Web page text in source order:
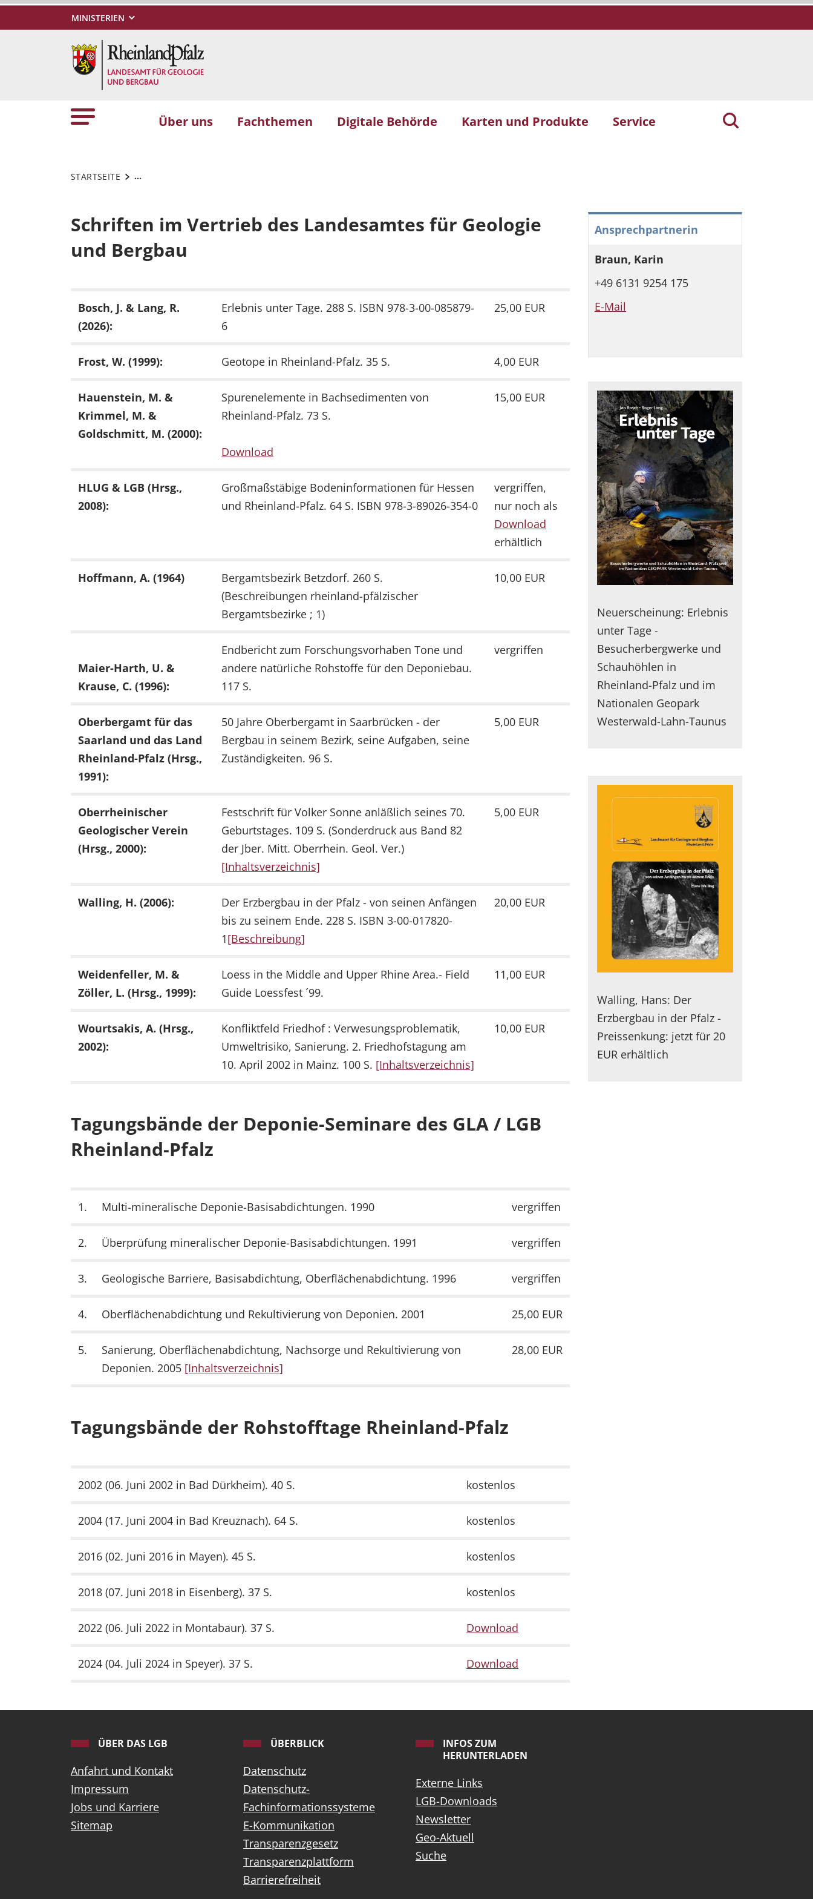
MINISTERIEN
Über uns Fachthemen Digitale Behörde Karten und Produkte Service
STARTSEITE ...
Schriften im Vertrieb des Landesamtes für Geologie
und Bergbau
Bosch, J. & Lang, R.
(2026):
Erlebnis unter Tage. 288 S. ISBN 978-3-00-085879-
6
25,00 EUR
Frost, W. (1999): Geotope in Rheinland-Pfalz. 35 S. 4,00 EUR
Hauenstein, M. &
Krimmel, M. &
Goldschmitt, M. (2000):
Spurenelemente in Bachsedimenten von
Rheinland-Pfalz. 73 S.
Download
15,00 EUR
HLUG & LGB (Hrsg.,
2008):
Großmaßstäbige Bodeninformationen für Hessen
und Rheinland-Pfalz. 64 S. ISBN 978-3-89026-354-0
vergriffen,
nur noch als
Download
erhältlich
Hoffmann, A. (1964)
Bergamtsbezirk Betzdorf. 260 S.
(Beschreibungen rheinland-pfälzischer
Bergamtsbezirke ; 1)
10,00 EUR
Maier-Harth, U. &
Krause, C. (1996):
Endbericht zum Forschungsvorhaben Tone und
andere natürliche Rohstoffe für den Deponiebau.
117 S.
vergriffen
Oberbergamt für das
Saarland und das Land
Rheinland-Pfalz (Hrsg.,
1991):
50 Jahre Oberbergamt in Saarbrücken - der
Bergbau in seinem Bezirk, seine Aufgaben, seine
Zuständigkeiten. 96 S.
5,00 EUR
Oberrheinischer
Geologischer Verein
(Hrsg., 2000):
Festschrift für Volker Sonne anläßlich seines 70.
Geburtstages. 109 S. (Sonderdruck aus Band 82
der Jber. Mitt. Oberrhein. Geol. Ver.)
[Inhaltsverzeichnis]
5,00 EUR
Walling, H. (2006):
Der Erzbergbau in der Pfalz - von seinen Anfängen
bis zu seinem Ende. 228 S. ISBN 3-00-017820-
1[Beschreibung]
20,00 EUR
Weidenfeller, M. &
Zöller, L. (Hrsg., 1999):
Loess in the Middle and Upper Rhine Area.- Field
Guide Loessfest ´99.
11,00 EUR
Wourtsakis, A. (Hrsg.,
2002):
Konfliktfeld Friedhof : Verwesungsproblematik,
Umweltrisiko, Sanierung. 2. Friedhofstagung am
10. April 2002 in Mainz. 100 S. [Inhaltsverzeichnis]
10,00 EUR
Tagungsbände der Deponie-Seminare des GLA / LGB
Rheinland-Pfalz
1. Multi-mineralische Deponie-Basisabdichtungen. 1990 vergriffen
2. Überprüfung mineralischer Deponie-Basisabdichtungen. 1991 vergriffen
3. Geologische Barriere, Basisabdichtung, Oberflächenabdichtung. 1996 vergriffen
4. Oberflächenabdichtung und Rekultivierung von Deponien. 2001 25,00 EUR
5.
Sanierung, Oberflächenabdichtung, Nachsorge und Rekultivierung von
Deponien. 2005 [Inhaltsverzeichnis]
28,00 EUR
Tagungsbände der Rohstofftage Rheinland-Pfalz
2002 (06. Juni 2002 in Bad Dürkheim). 40 S. kostenlos
2004 (17. Juni 2004 in Bad Kreuznach). 64 S. kostenlos
2016 (02. Juni 2016 in Mayen). 45 S. kostenlos
2018 (07. Juni 2018 in Eisenberg). 37 S. kostenlos
2022 (06. Juli 2022 in Montabaur). 37 S. Download
2024 (04. Juli 2024 in Speyer). 37 S. Download
Ansprechpartnerin
Braun, Karin
+49 6131 9254 175
E-Mail
Neuerscheinung: Erlebnis
unter Tage -
Besucherbergwerke und
Schauhöhlen in
Rheinland-Pfalz und im
Nationalen Geopark
Westerwald-Lahn-Taunus
Walling, Hans: Der
Erzbergbau in der Pfalz -
Preissenkung: jetzt für 20
EUR erhältlich
ÜBER DAS LGB
Anfahrt und Kontakt
Impressum
Jobs und Karriere
Sitemap
ÜBERBLICK
Datenschutz
Datenschutz-
Fachinformationssysteme
E-Kommunikation
Transparenzgesetz
Transparenzplattform
Barrierefreiheit
INFOS ZUM
HERUNTERLADEN
Externe Links
LGB-Downloads
Newsletter
Geo-Aktuell
Suche